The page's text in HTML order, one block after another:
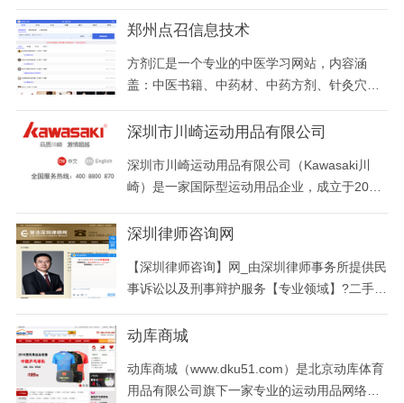
产品畅销全国，并出口东南亚、中东、欧美等
郑州点召信息技术
方剂汇是一个专业的中医学习网站，内容涵
盖：中医书籍、中药材、中药方剂、针灸穴
站。
深圳市川崎运动用品有限公司
深圳市川崎运动用品有限公司（Kawasaki川
崎）是一家国际型运动用品企业，成立于2002
太地区商标所有权，并在中国大陆地区建立具
主营网羽系列运动用品，包括：羽毛球拍、网
球拍、网羽运动服装、专业运动鞋、羽毛球以
及各类网羽配
深圳律师咨询网
【深圳律师咨询】网_由深圳律师事务所提供民
事诉讼以及刑事辩护服务【专业领域】?二手房
纠纷 ?离婚 ?取保候审 ?劳动工伤/合同纠纷诉
讼【咨询电话】400-9969-211
动库商城
动库商城（www.dku51.com）是北京动库体育
用品有限公司旗下一家专业的运动用品网络零